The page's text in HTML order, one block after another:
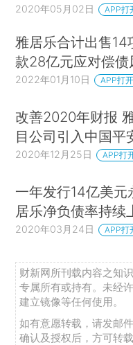
2020年05月02日 APP打
雅居乐合计出售14
款28亿元应对偿债
2022年01月10日 APP打开
改善2020年财报
目公司引入中国平
2020年12月25日 APP打
一年发行14亿美元
居乐净负债率持续
2020年03月24日 APP打
财新网所刊载内容之知
专属所有或持有。未经
建立镜像等任何使用。
如有意愿转载，请发邮
确认及授权后，方可转载